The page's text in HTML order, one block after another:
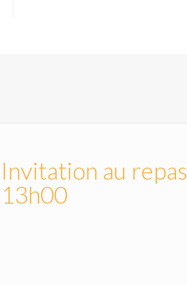
Invitation au
13h00